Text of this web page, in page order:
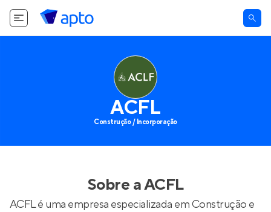
ACFL
Construção / Incorporação
Sobre aACFL
ACFL é uma empresa especializada em Construção e